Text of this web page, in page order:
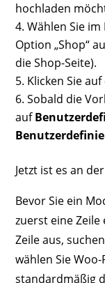
hochladen
Wählen Sie im
Option „Shop“
die Shop-Seite).
Klicken Sie
Sobald die
auf
Jetzt ist es an
Bevor Sie ein
zuerst eine Zeile
Zeile aus,
wählen Sie
standardmäßig